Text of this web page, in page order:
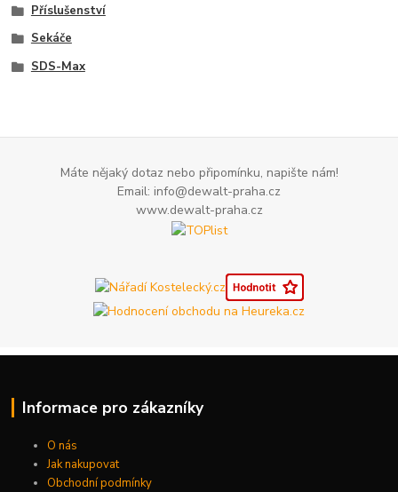
Příslušenství
Sekáče
SDS-Max
Máte nějaký dotaz nebo připomínku, napište nám!
Email: info@dewalt-praha.cz
www.dewalt-praha.cz
Informace pro zákazníky
O nás
Jak nakupovat
Obchodní podmínky